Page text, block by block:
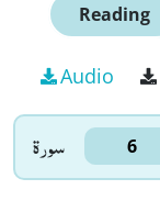
Reading
Audio
سورۃ 6